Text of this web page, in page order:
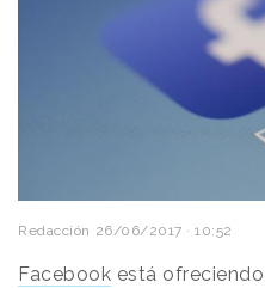
Redacción 26/06/2017 · 10:52
Facebook está